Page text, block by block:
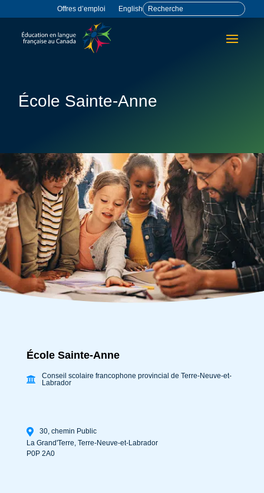
Offres d’emploi English
École Sainte-Anne
École Sainte-Anne
Conseil scolaire francophone provincial de Terre-Neuve-et-
Labrador
30, chemin Public
La Grand'Terre, Terre-Neuve-et-Labrador
P0P 2A0